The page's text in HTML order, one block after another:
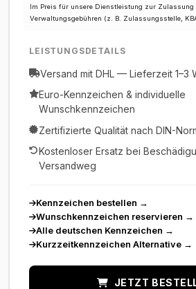
Im Preis für unsere Dienstleistung zur
Verwaltungsgebühren (z. B. Zulassungsstelle,
LEISTUNGSDETAILS
Versand mit DHL — Lieferzeit 1–3
Euro-Kennzeichen & individuelle
Wunschkennzeichen
Zertifizierte Qualität nach DIN-
Kostenloser Ersatz bei
Versandweg
Kennzeichen bestellen →
Wunschkennzeichen reservieren →
Alle deutschen Kennzeichen →
Kurzzeitkennzeichen Alternative →
JETZT